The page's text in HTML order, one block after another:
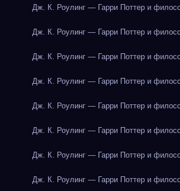
Дж. К. Роулинг — Гарри Поттер и
Дж. К. Роулинг — Гарри Поттер и
Дж. К. Роулинг — Гарри Поттер и
Дж. К. Роулинг — Гарри Поттер и
Дж. К. Роулинг — Гарри Поттер и
Дж. К. Роулинг — Гарри Поттер и
Дж. К. Роулинг — Гарри Поттер и
Дж. К. Роулинг — Гарри Поттер и